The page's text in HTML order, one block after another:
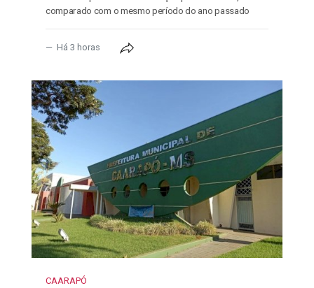
comparado com o mesmo período do ano passado
Há 3 horas
CAARAPÓ